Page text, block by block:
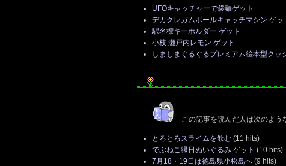
UFOキャッチャーで袋麺ゲット
デカクレガムボールキャッチマシン ゲッ
駅名標キーホルダー ゲット
小枝 瀬戸内レモン ゲット
しましまぐるぐるプレミアム絵本型クッ
この記事を読んだ人は次のよう
とろとろスライムを飲む (11 hits)
でぶねこ縁日ぬいぐるみ ゲット (10 hits)
7月18・19日は徳島県小松島へ (9 hits)